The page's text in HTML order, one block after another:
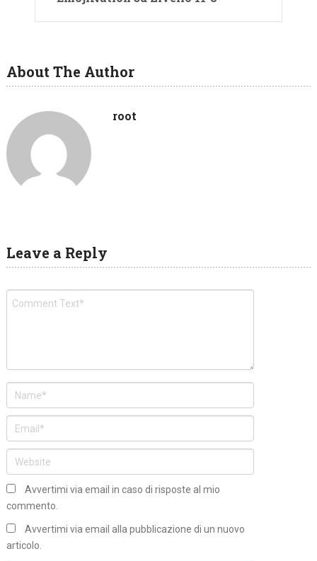
About The Author
root
Leave a Reply
Avvertimi via email in caso di risposte al mio
commento.
Avvertimi via email alla pubblicazione di un nuovo
articolo.